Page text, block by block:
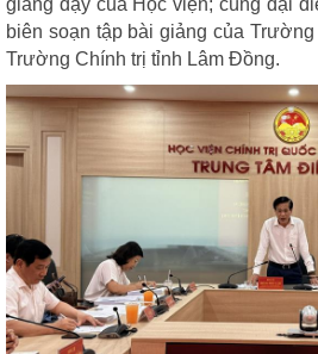
giảng dạy của Học viện; cùng đại
biên soạn tập bài giảng của
Trường Chính trị tỉnh Lâm Đồng.